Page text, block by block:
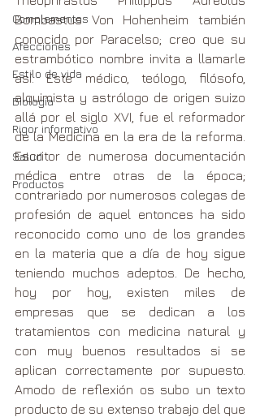
Complementos
Afecciones
Estilo de vida
Biología
Rigor informativo
Salud
Productos
Bombastus Von Hohenheim también
conocido por Paracelso; creo que su
estrambótico nombre invita a llamarle
así. Este médico, teólogo, filósofo,
alquimista y astrólogo de origen suizo
allá por el siglo XVI, fue el reformador
de la Medicina en la era de la reforma.
Escritor de numerosa documentación
médica entre otras de la época;
contrariado por numerosos colegas de
profesión de aquel entonces ha sido
reconocido como uno de los grandes
en la materia que a día de hoy sigue
teniendo muchos adeptos. De hecho,
hoy por hoy, existen miles de
empresas que se dedican a los
tratamientos con medicina natural y
con muy buenos resultados si se
aplican correctamente por supuesto.
Amodo de reflexión os subo un texto
producto de su extenso trabajo del que